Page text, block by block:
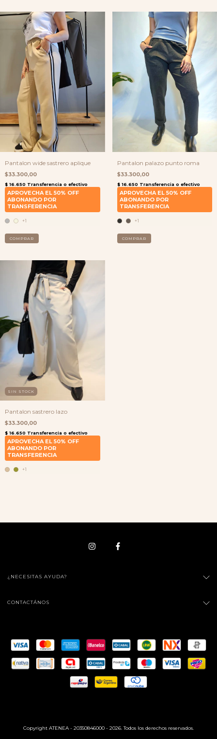
Pantalon wide sastrero aplique
$33.300,00
+1
COMPRAR
Pantalon palazo punto roma
$33.300,00
+1
COMPRAR
SIN STOCK
Pantalon sastrero lazo
$33.300,00
+1
¿NECESITAS AYUDA?
CONTACTÁNOS
Copyright ATENEA - 20350846000 - 2026. Todos los derechos reservados.